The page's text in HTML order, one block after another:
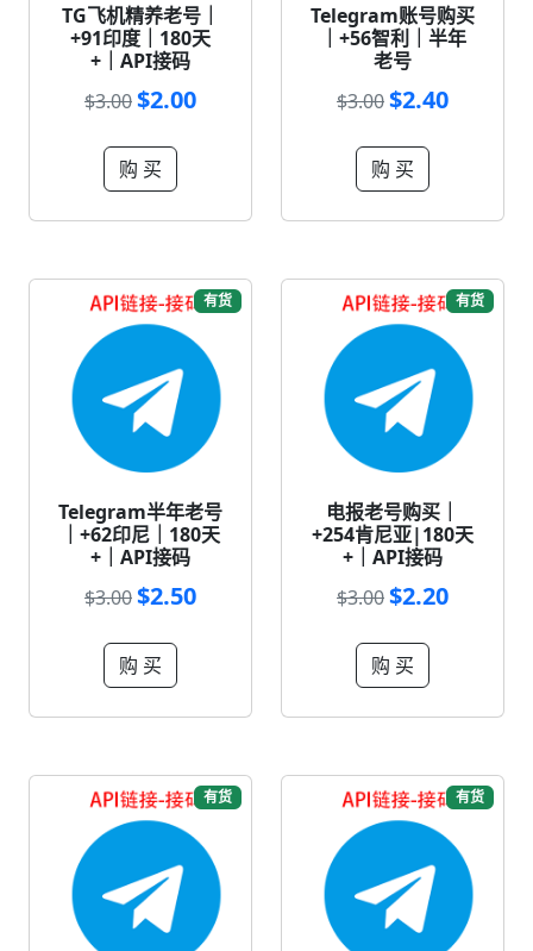
TG飞机精养老号｜
+91印度｜180天
+｜API接码
$3.00$2.00
购 买
Telegram账号购买
｜+56智利｜半年
老号
$3.00$2.40
购 买
有货
Telegram半年老号
｜+62印尼｜180天
+｜API接码
$3.00$2.50
购 买
有货
电报老号购买｜
+254肯尼亚|180天
+｜API接码
$3.00$2.20
购 买
有货 有货